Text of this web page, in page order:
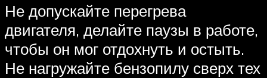
Не допускайте перегрева
двигателя, делайте паузы в работе,
чтобы он мог отдохнуть и остыть.
Не нагружайте бензопилу сверх тех